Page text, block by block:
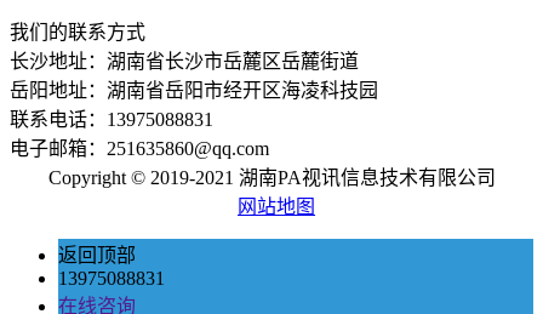
我们的联系方式
长沙地址：湖南省长沙市岳麓区岳麓街道
岳阳地址：湖南省岳阳市经开区海凌科技园
联系电话：13975088831
电子邮箱：251635860@qq.com
Copyright © 2019-2021 湖南PA视讯信息技术有限公司
网站地图
返回顶部
13975088831
在线咨询